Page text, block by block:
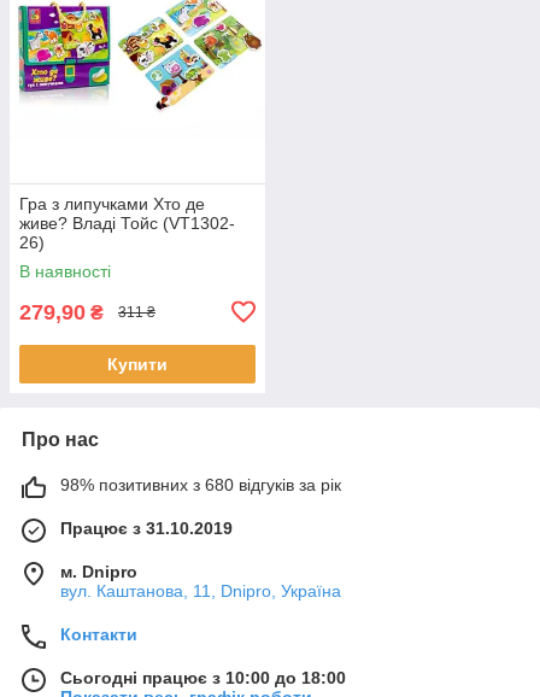
Гра з липучками Хто де
живе? Владі Тойс (VT1302-
26)
В наявності
279,90 ₴ 311 ₴
Купити
Про нас
98% позитивних з 680 відгуків за рік
Працює з 31.10.2019
м. Dnipro
вул. Каштанова, 11, Dnipro, Україна
Контакти
Сьогодні працює з 10:00 до 18:00